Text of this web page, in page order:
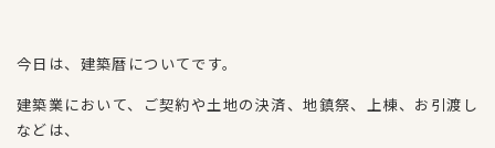
今日は、建築暦についてです。
建築業において、ご契約や土地の決済、地鎮祭、上棟、お引渡し
などは、